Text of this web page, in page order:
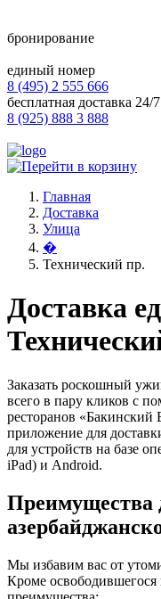
бронирование
единый номер
8 (495) 2 555 666
бесплатная доставка 24/7
8 (925) 888 3 888
Главная
Доставка
Улица
�
Технический пр.
Доставка
Заказать роскошный
всего в пару кликов с
ресторанов «Бакинский
приложение для
для устройств на базе
iPad) и Android.
Преимущества
Мы избавим вас от
Кроме